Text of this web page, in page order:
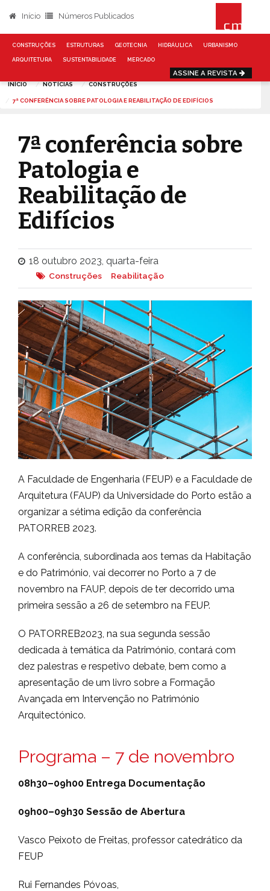
Início Números Publicados
CONSTRUÇÕES ESTRUTURAS GEOTECNIA HIDRÁULICA URBANISMO
ARQUITETURA SUSTENTABILIDADE MERCADO
ASSINE A REVISTA
INÍCIO NOTÍCIAS CONSTRUÇÕES
7ª CONFERÊNCIA SOBRE PATOLOGIA E REABILITAÇÃO DE EDIFÍCIOS
7ª conferência sobre
Patologia e
Reabilitação de
Edifícios
18 outubro 2023, quarta-feira
Construções Reabilitação
A Faculdade de Engenharia (FEUP) e a Faculdade de
Arquitetura (FAUP) da Universidade do Porto estão a
organizar a sétima edição da conferência
PATORREB 2023.
A conferência, subordinada aos temas da Habitação
e do Património, vai decorrer no Porto a 7 de
novembro na FAUP, depois de ter decorrido uma
primeira sessão a 26 de setembro na FEUP.
O PATORREB2023, na sua segunda sessão
dedicada à temática da Património, contará com
dez palestras e respetivo debate, bem como a
apresentação de um livro sobre a Formação
Avançada em Intervenção no Património
Arquitectónico.
Programa – 7 de novembro
08h30–09h00 Entrega Documentação
09h00–09h30 Sessão de Abertura
Vasco Peixoto de Freitas, professor catedrático da
FEUP
Rui Fernandes Póvoas,